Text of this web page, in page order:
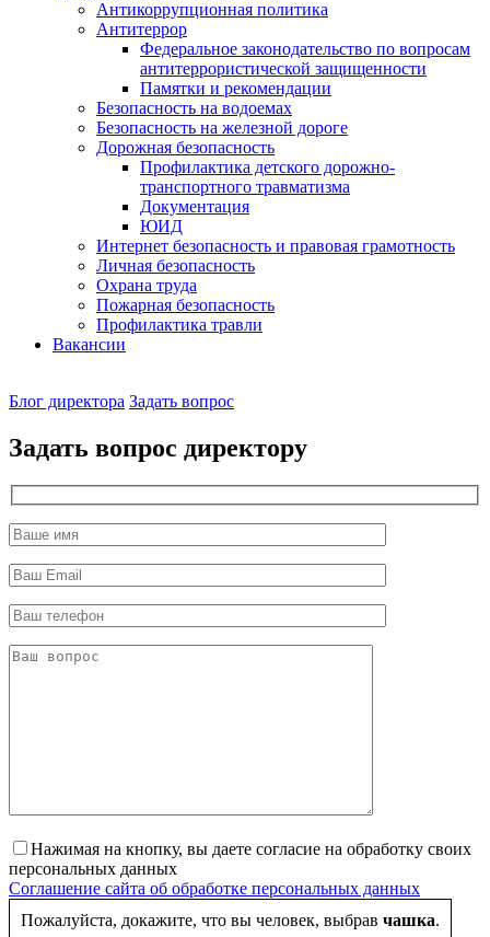
Антикоррупционная политика
Антитеррор
Федеральное законодательство по вопросам
антитеррористической защищенности
Памятки и рекомендации
Безопасность на водоемах
Безопасность на железной дороге
Дорожная безопасность
Профилактика детского дорожно-
транспортного травматизма
Документация
ЮИД
Интернет безопасность и правовая грамотность
Личная безопасность
Охрана труда
Пожарная безопасность
Профилактика травли
Вакансии
директор
Блог директора Задать вопрос
Задать вопрос директору
Нажимая на кнопку, вы даете согласие на обработку своих
персональных данных
Соглашение сайта об обработке персональных данных
Пожалуйста, докажите, что вы человек, выбрав чашка.